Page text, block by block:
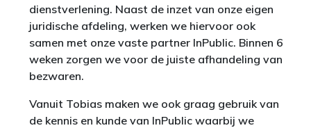
dienstverlening. Naast de inzet van onze eigen
juridische afdeling, werken we hiervoor ook
samen met onze vaste partner InPublic. Binnen 6
weken zorgen we voor de juiste afhandeling van
bezwaren.
Vanuit Tobias maken we ook graag gebruik van
de kennis en kunde van InPublic waarbij we